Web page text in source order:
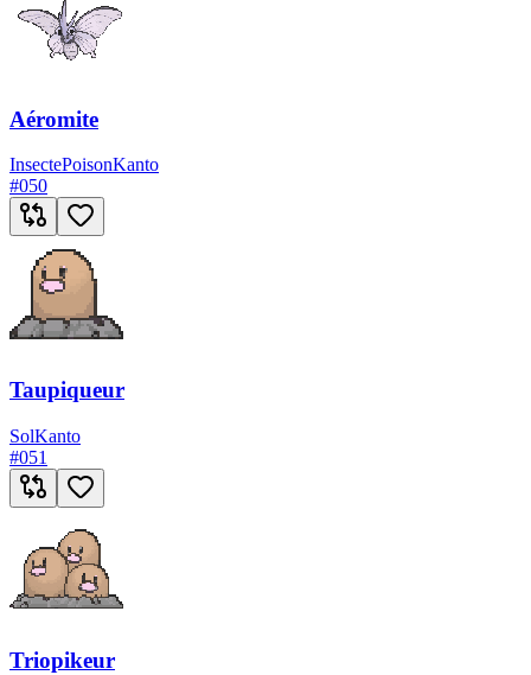
Aéromite
InsectePoisonKanto
#050
Taupiqueur
SolKanto
#051
Triopikeur